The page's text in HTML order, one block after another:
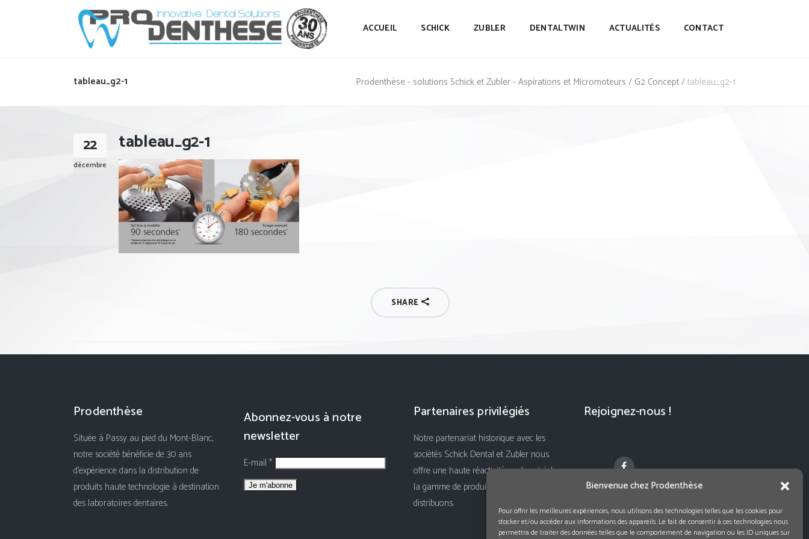
Bienvenue chez Prodenthèse
Pour offrir les meilleures expériences, nous utilisons des technologies telles que les cookies pour
stocker et/ou accéder aux informations des appareils. Le fait de consentir à ces technologies nous
permettra de traiter des données telles que le comportement de navigation ou les ID uniques sur
ACCUEIL SCHICK ZUBLER DENTALTWIN ACTUALITÉS CONTACT
tableau_g2-1 Prodenthèse - solutions Schick et Zubler - Aspirations et Micromoteurs / G2 Concept/tableau_g2-1
22
décembre
tableau_g2-1
SHARE
Prodenthèse
Située à Passy au pied du Mont-Blanc,
notre société bénéficie de 30 ans
d'expérience dans la distribution de
produits haute technologie à destination
des laboratoires dentaires.
Abonnez-vous à notre
newsletter
E-mail *
Partenaires privilégiés
Notre partenariat historique avec les
sociétés Schick Dental et Zubler nous
offre une haute réactivité sur le suivi de
la gamme de produits que nous
distribuons.
Rejoignez-nous !